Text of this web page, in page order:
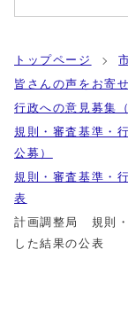
トップページ
皆さんの声をお寄
行政への意見募集
規則・審査基準・
公募）
規則・審査基準・
表
計画調整局 規則・
した結果の公表